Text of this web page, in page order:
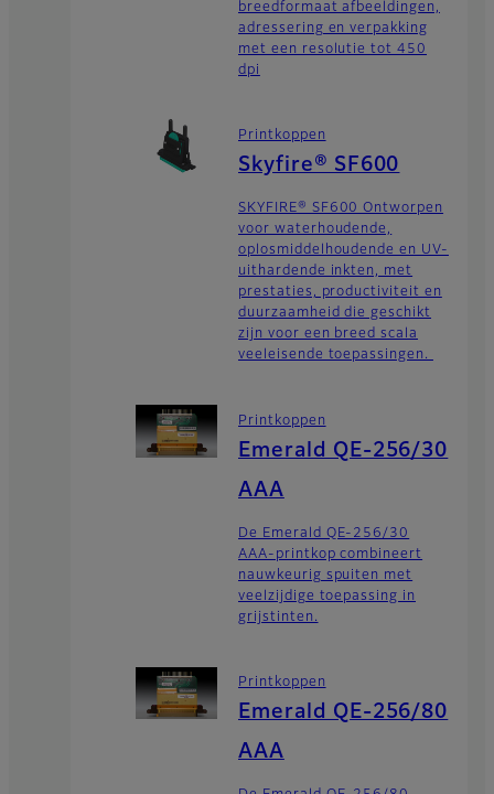
breedformaat afbeeldingen,
adressering en verpakking
met een resolutie tot 450
dpi
Printkoppen
Skyfire® SF600
SKYFIRE® SF600 Ontworpen
voor waterhoudende,
oplosmiddelhoudende en UV-
uithardende inkten, met
prestaties, productiviteit en
duurzaamheid die geschikt
zijn voor een breed scala
veeleisende toepassingen.
Printkoppen
Emerald QE-256/30
AAA
De Emerald QE-256/30
AAA-printkop combineert
nauwkeurig spuiten met
veelzijdige toepassing in
grijstinten.
Printkoppen
Emerald QE-256/80
AAA